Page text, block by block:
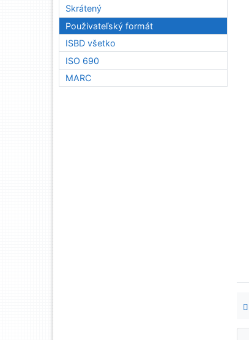
Skrátený
Použivateľský formát
ISBD všetko
ISO 690
MARC